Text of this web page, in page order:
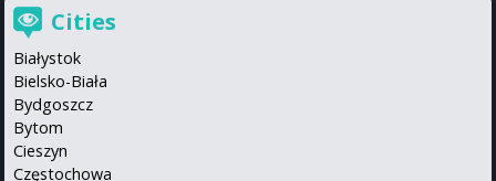
Cities
Białystok
Bielsko-Biała
Bydgoszcz
Bytom
Cieszyn
Częstochowa